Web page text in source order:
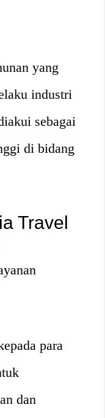
yang
industri
sebagai
di bidang
Travel
para
dan